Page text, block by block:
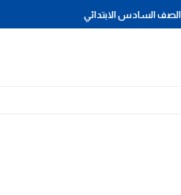
الصف السادس الابتدائي